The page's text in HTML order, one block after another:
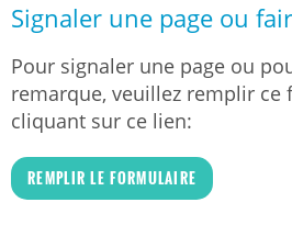
Signaler une page ou
Pour signaler une page ou
remarque, veuillez remplir ce
cliquant sur ce lien:
REMPLIR LE FORMULAIRE